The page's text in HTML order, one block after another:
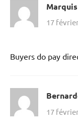
Marquis
17
Buyers do pay
17